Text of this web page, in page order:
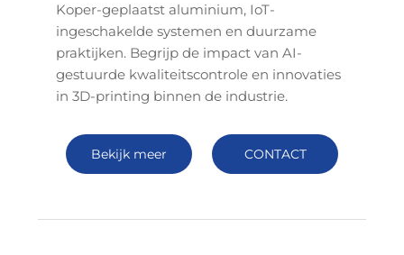
Koper-geplaatst aluminium, IoT-
ingeschakelde systemen en duurzame
praktijken. Begrijp de impact van AI-
gestuurde kwaliteitscontrole en innovaties
in 3D-printing binnen de industrie.
Bekijk meer CONTACT